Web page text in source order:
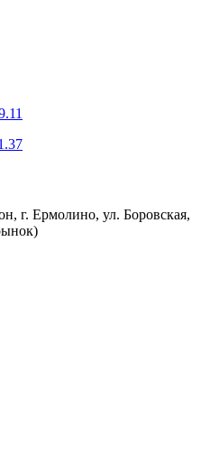
г. Ермолино, ул. Боровская,